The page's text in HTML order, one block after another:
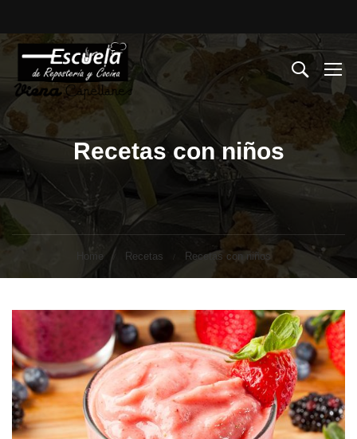
Recetas con niños
Home Recetas Recetas con niños